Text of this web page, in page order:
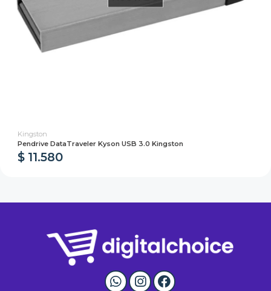
Kingston
Pendrive DataTraveler Kyson USB 3.0 Kingston
$ 11.580